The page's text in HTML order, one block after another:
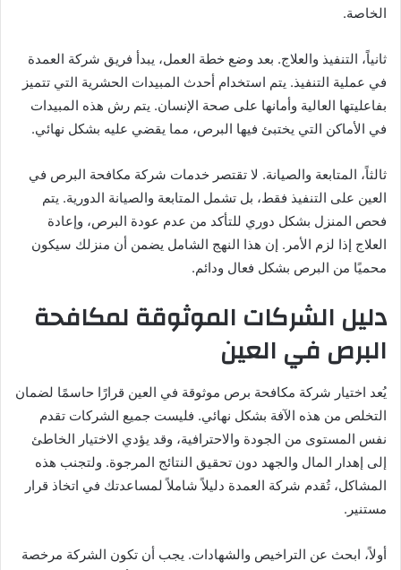
الخاصة.
ثانياً، التنفيذ والعلاج. بعد وضع خطة العمل، يبدأ فريق شركة العمدة
في عملية التنفيذ. يتم استخدام أحدث المبيدات الحشرية التي تتميز
بفاعليتها العالية وأمانها على صحة الإنسان. يتم رش هذه المبيدات
في الأماكن التي يختبئ فيها البرص، مما يقضي عليه بشكل نهائي.
ثالثاً، المتابعة والصيانة. لا تقتصر خدمات شركة مكافحة البرص في
العين على التنفيذ فقط، بل تشمل المتابعة والصيانة الدورية. يتم
فحص المنزل بشكل دوري للتأكد من عدم عودة البرص، وإعادة
العلاج إذا لزم الأمر. إن هذا النهج الشامل يضمن أن منزلك سيكون
محميًا من البرص بشكل فعال ودائم.
دليل الشركات الموثوقة لمكافحة
البرص في العين
يُعد اختيار شركة مكافحة برص موثوقة في العين قرارًا حاسمًا لضمان
التخلص من هذه الآفة بشكل نهائي. فليست جميع الشركات تقدم
نفس المستوى من الجودة والاحترافية، وقد يؤدي الاختيار الخاطئ
إلى إهدار المال والجهد دون تحقيق النتائج المرجوة. ولتجنب هذه
المشاكل، تُقدم شركة العمدة دليلاً شاملاً لمساعدتك في اتخاذ قرار
مستنير.
أولاً، ابحث عن التراخيص والشهادات. يجب أن تكون الشركة مرخصة